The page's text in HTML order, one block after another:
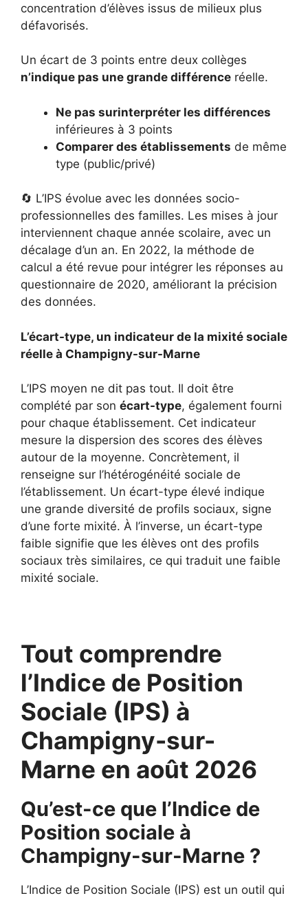
concentration d’élèves issus de milieux plus
défavorisés.
Un écart de 3 points entre deux collèges
n’indique pas une grande différence réelle.
Ne pas surinterpréter les différences
inférieures à 3 points
Comparer des établissements de même
type (public/privé)
🔄 L’IPS évolue avec les données socio-
professionnelles des familles. Les mises à jour
interviennent chaque année scolaire, avec un
décalage d’un an. En 2022, la méthode de
calcul a été revue pour intégrer les réponses au
questionnaire de 2020, améliorant la précision
des données.
L’écart-type, un indicateur de la mixité sociale
réelle à Champigny-sur-Marne
L’IPS moyen ne dit pas tout. Il doit être
complété par son écart-type, également fourni
pour chaque établissement. Cet indicateur
mesure la dispersion des scores des élèves
autour de la moyenne. Concrètement, il
renseigne sur l’hétérogénéité sociale de
l’établissement. Un écart-type élevé indique
une grande diversité de profils sociaux, signe
d’une forte mixité. À l’inverse, un écart-type
faible signifie que les élèves ont des profils
sociaux très similaires, ce qui traduit une faible
mixité sociale.
Tout comprendre
l’Indice de Position
Sociale (IPS) à
Champigny-sur-
Marne en août 2026
Qu’est-ce que l’Indice de
Position sociale à
Champigny-sur-Marne ?
L’Indice de Position Sociale (IPS) est un outil qui